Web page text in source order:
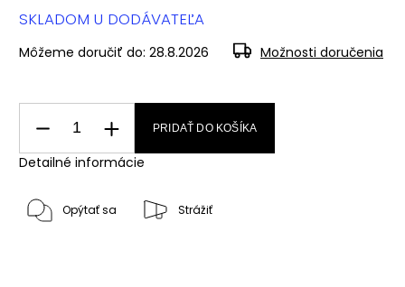
SKLADOM U DODÁVATEĽA
Môžeme doručiť do: 28.8.2026 Možnosti doručenia
PRIDAŤ DO KOŠÍKA
Detailné informácie
Opýtať sa Strážiť